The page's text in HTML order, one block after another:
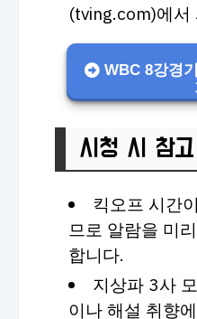
(tving.com)에서
WBC 8강경
시청 시 참
킥오프 시간
므로 알람을 미
합니다.
지상파 3사
이나 해설 취향